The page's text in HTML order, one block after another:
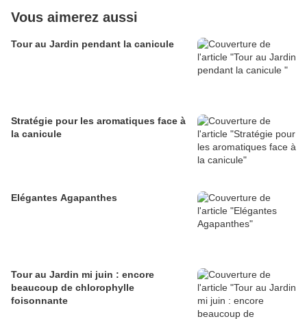
Vous aimerez aussi
Tour au Jardin pendant la canicule
Stratégie pour les aromatiques face à
la canicule
Elégantes Agapanthes
Tour au Jardin mi juin : encore
beaucoup de chlorophylle
foisonnante